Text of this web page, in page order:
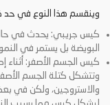
وينقسم هذا النوع في حد
كيس جريبي: يحدث في
البويضة بل يستمر في
كيس الجسم الأصفر:
وتتشكل كتلة الجسم
والاستروجين، ولكن في